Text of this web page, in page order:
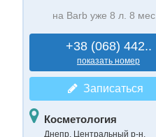
на Barb уже 8 л. 8 мес.
+38 (068) 442..
показать номер
Записаться
Косметология
Днепр, Центральный р-н,